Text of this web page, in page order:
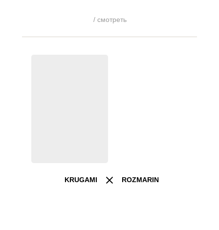
KRUGAMI ROZMARIN
/ смотреть